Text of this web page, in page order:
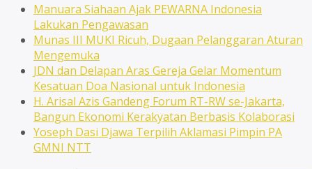
Manuara Siahaan Ajak PEWARNA Indonesia
Lakukan Pengawasan
Munas III MUKI Ricuh, Dugaan Pelanggaran Aturan
Mengemuka
JDN dan Delapan Aras Gereja Gelar Momentum
Kesatuan Doa Nasional untuk Indonesia
H. Arisal Azis Gandeng Forum RT-RW se-Jakarta,
Bangun Ekonomi Kerakyatan Berbasis Kolaborasi
Yoseph Dasi Djawa Terpilih Aklamasi Pimpin PA
GMNI NTT